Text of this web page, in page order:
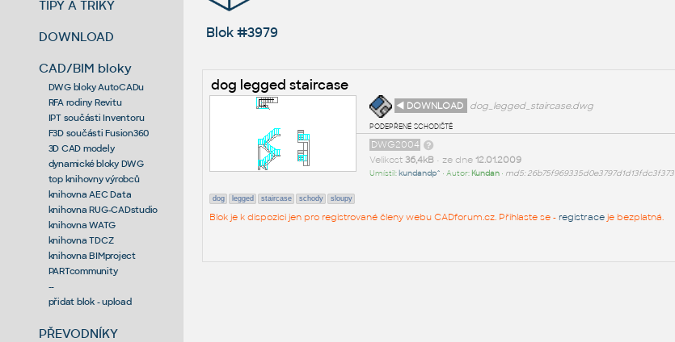
TIPY A TRIKY
DOWNLOAD
CAD/BIM bloky
DWG bloky AutoCADu
RFA rodiny Revitu
IPT součásti Inventoru
F3D součásti Fusion360
3D CAD modely
dynamické bloky DWG
top knihovny výrobců
knihovna AEC Data
knihovna RUG-CADstudio
knihovna WATG
knihovna TDCZ
knihovna BIMproject
PARTcommunity
--
přidat blok - upload
PŘEVODNÍKY
Blok #3979
dog legged staircase
◄ DOWNLOAD
dog_legged_staircase.dwg
podepřené schodiště
DWG2004
Velikost 36,4kB• ze dne 12.01.2009
Umístil: kundandp^ • Autor: Kundan• md5: 26b75f969335d0e3797d1d13fdc3f373
dog legged staircase schody sloupy
Blok je k dispozici jen pro registrované členy webu CADforum.cz. Přihlaste se - registraceje bezplatná.